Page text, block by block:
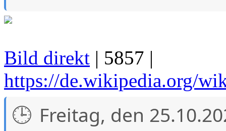
Bild direkt | 5857 |
https://de.wikipedia.org/
Freitag, den